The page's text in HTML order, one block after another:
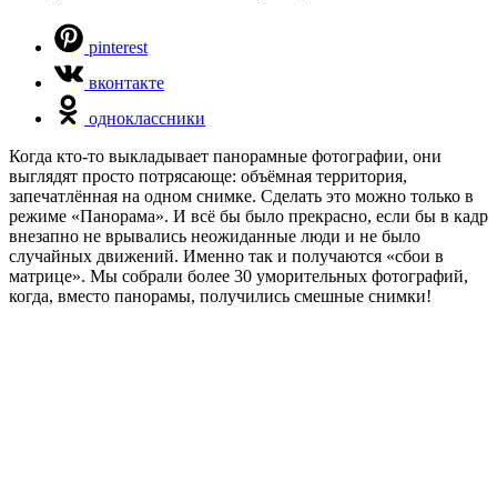
pinterest
вконтакте
одноклассники
Когда кто-то выкладывает панорамные фотографии, они
выглядят просто потрясающе: объёмная территория,
запечатлённая на одном снимке. Сделать это можно только в
режиме «Панорама». И всё бы было прекрасно, если бы в кадр
внезапно не врывались неожиданные люди и не было
случайных движений. Именно так и получаются «сбои в
матрице». Мы собрали более 30 уморительных фотографий,
когда, вместо панорамы, получились смешные снимки!